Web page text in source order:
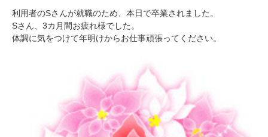
利用者のSさんが就職のため、本日で卒業されました。
Sさん、3カ月間お疲れ様でした。
体調に気をつけて年明けからお仕事頑張ってください。